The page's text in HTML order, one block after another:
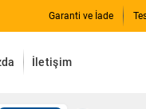
Garanti ve İade
İletişim